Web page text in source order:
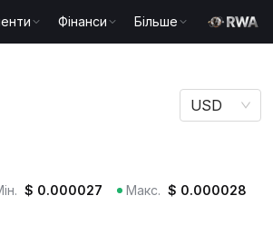
Фінанси Більше
USD
$ 0.000027 Макс. $ 0.000028